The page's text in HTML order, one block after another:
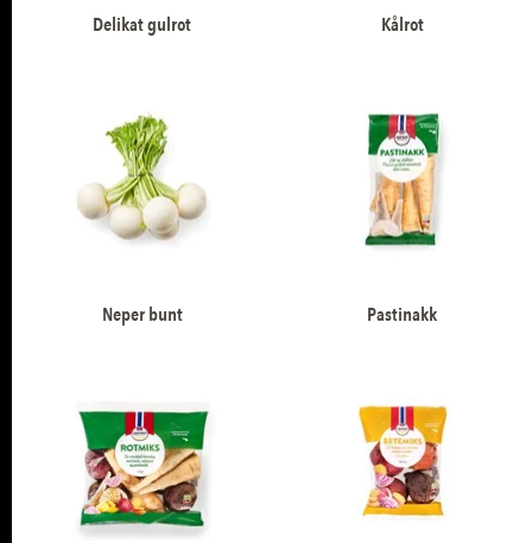
Delikat gulrot Kålrot
Neper bunt Pastinakk